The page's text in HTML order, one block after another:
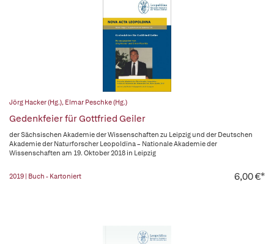
Jörg Hacker (Hg.), Elmar Peschke (Hg.)
Gedenkfeier für Gottfried Geiler
der Sächsischen Akademie der Wissenschaften zu Leipzig und der Deutschen
Akademie der Naturforscher Leopoldina – Nationale Akademie der
Wissenschaften am 19. Oktober 2018 in Leipzig
2019 | Buch - Kartoniert 6,00 €*